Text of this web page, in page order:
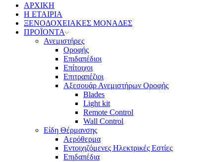
ΑΡΧΙΚΗ
Η ΕΤΑΙΡΙΑ
ΞΕΝΟΔΟΧΕΙΑΚΕΣ ΜΟΝΑΔΕΣ
ΠΡΟΪΟΝΤΑ
Ανεμιστήρες
Οροφής
Επιδαπέδιοι
Επίτοιχοι
Επιτραπέζιοι
Αξεσουάρ Ανεμιστήρων Οροφής
Blades
Light kit
Remote Control
Wall Control
Είδη Θέρμανσης
Αερόθερμα
Εντοιχιζόμενες Ηλεκτρικές Εστίες
Επιδαπέδια